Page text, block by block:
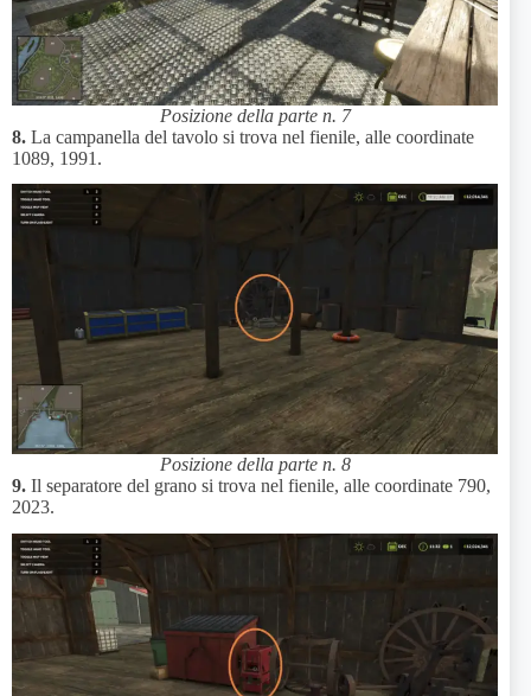
Posizione della parte n. 7
8. La campanella del tavolo si trova nel fienile, alle coordinate
1089, 1991.
Posizione della parte n. 8
9. Il separatore del grano si trova nel fienile, alle coordinate 790,
2023.